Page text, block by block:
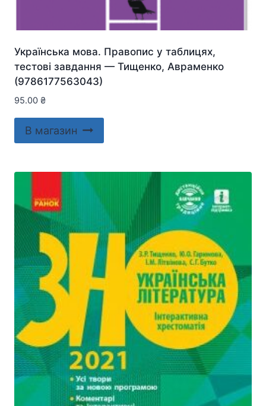
Українська мова. Правопис у таблицях,
тестові завдання — Тищенко, Авраменко
(9786177563043)
95.00 ₴
В магазин